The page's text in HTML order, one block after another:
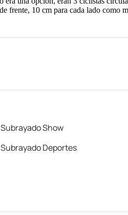
Subrayado Show
Subrayado Deportes